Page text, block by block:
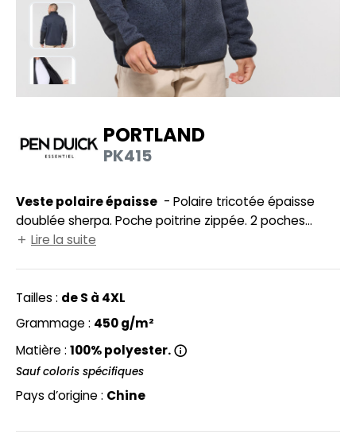
DE SERIE
VISIBILITE
MODULABLES
DE MAISON
IN EUROPE
LABEL / TEAR AWAY
YOUR BRAND
SI ON L'APPELAIT FRANCIS
HALES
ROW
PORTLAND
PK415
Veste polaire épaisse
doublée sherpa. Poche poitrine zippée. 2 poches
zippées latérales. Empiècements poitrine et côtés,
Lire la suite
Tailles : de S à 4XL
Grammage : 450 g/m²
Matière : 100% polyester.
Sauf coloris spécifiques
Pays d’origine : Chine